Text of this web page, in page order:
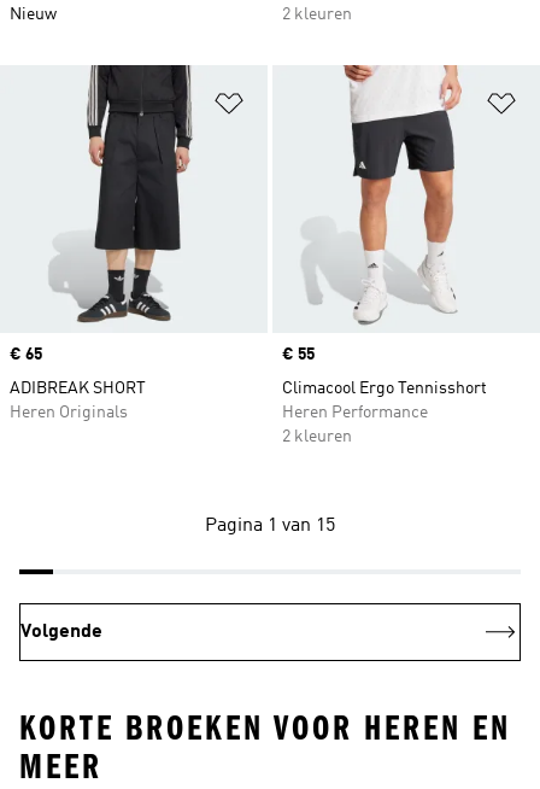
Nieuw
2 kleuren
Op verlanglijst zetten
Price
€ 65
ADIBREAK SHORT
Heren Originals
Price
€ 55
Climacool Ergo Tennisshort
Heren Performance
2 kleuren
Pagina 1 van 15
Volgende
KORTE BROEKEN VOOR HEREN EN
MEER